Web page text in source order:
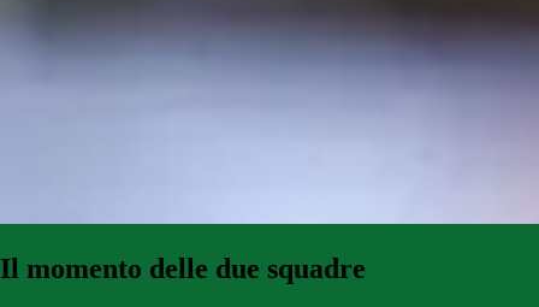
Il momento delle due squadre